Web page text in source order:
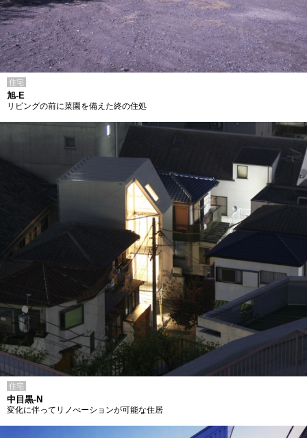
住宅
旭-E
リビングの前に菜園を備えた終の住処
住宅
中目黒-N
変化に伴ってリノべーションが可能な住居